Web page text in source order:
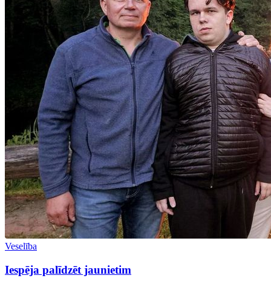
Veselība
Iespēja palīdzēt jaunietim